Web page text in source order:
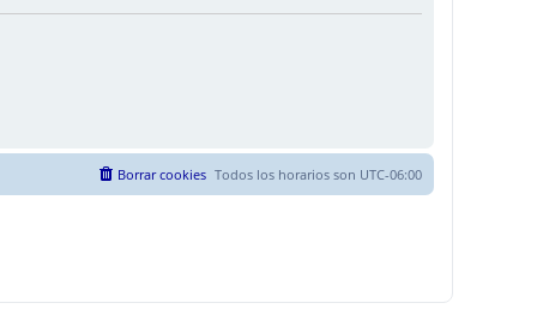
Todos los horarios son UTC-06:00
Borrar cookies